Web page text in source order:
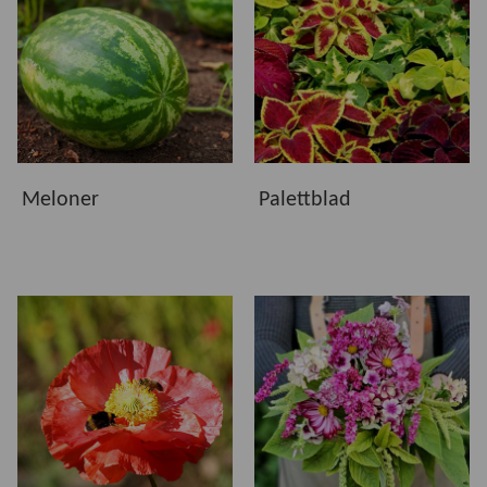
särskilt om du har bra ljus. För större skörd och
fruktgrönsaker behövs oftast mer ljus och utrymme.
Vilka fröer är enklast för nybörjare?
Snabbväxande bladgrönt, vissa kryddor och lättodlade
blommor är ofta bra att börja med. Välj sorter som passar
din odlingsplats och följ såanvisningarna på fröpåsen.
Meloner Palettblad